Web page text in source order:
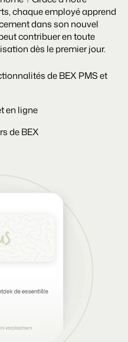
vos biens locatifs.
de marque et marketing de
temps
Experts
de la plateforme Booking
événements
Booking Experts
chaque employé apprend
dans son nouvel
contribuer en toute
dès le premier jour.
de BEX PMS et
en ligne
de BEX